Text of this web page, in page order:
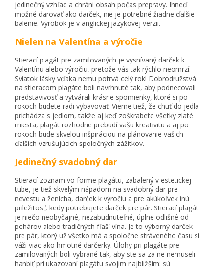
jedinečný vzhľad a chráni obsah počas prepravy. Ihneď
možné darovať ako darček, nie je potrebné žiadne ďalšie
balenie. Výrobok je v anglickej jazykovej verzii.
Nielen na Valentína a výročie
Stierací plagát pre zamilovaných je vysnívaný darček k
Valentínu alebo výročiu, pretože vás tak rýchlo neomrzí.
Sviatok lásky vďaka nemu potrvá celý rok! Dobrodružstvá
na stieracom plagáte boli navrhnuté tak, aby podnecovali
predstavivosť a vytvárali krásne spomienky, ktoré si po
rokoch budete radi vybavovať. Vieme tiež, že chuť do jedla
prichádza s jedlom, takže aj keď zoškrabete všetky zlaté
miesta, plagát rozhodne prebudí vašu kreativitu a aj po
rokoch bude skvelou inšpiráciou na plánovanie vašich
ďalších vzrušujúcich spoločných zážitkov.
Jedinečný svadobný dar
Stierací zoznam vo forme plagátu, zabalený v estetickej
tube, je tiež skvelým nápadom na svadobný dar pre
nevestu a ženícha, darček k výročiu a pre akúkoľvek inú
príležitosť, kedy potrebujete darček pre pár. Stierací plagát
je niečo neobyčajné, nezabudnuteľné, úplne odlišné od
pohárov alebo tradičných fľaší vína. Je to výborný darček
pre pár, ktorý už všetko má a spoločne stráveného času si
váži viac ako hmotné darčerky. Úlohy pri plagáte pre
zamilovaných boli vybrané tak, aby ste sa za ne nemuseli
hanbiť pri ukazovaní plagátu svojim najbližším: sú